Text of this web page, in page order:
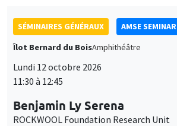
SÉMINAIRES GÉNÉRAUX
AMSE SEMINAR
Îlot Bernard du BoisAmphithéâtre
Lundi 12 octobre 2026
11:30 à 12:45
Benjamin Ly Serena
ROCKWOOL Foundation Research Unit